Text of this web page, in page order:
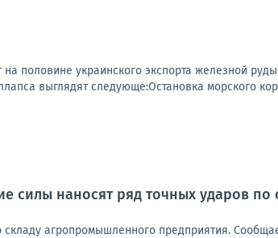
на половине украинского экспорта железной
выглядят следующе:Остановка морского
силы наносят ряд точных ударов по
агропромышленного предприятия.